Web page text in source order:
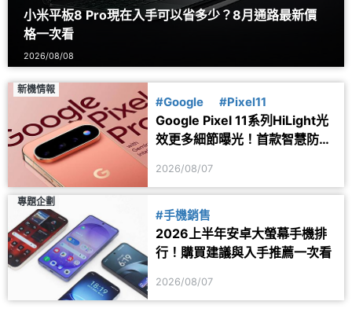
小米平板8 Pro現在入手可以省多少？8月通路最新價
格一次看
2026/08/08
新機情報
#Google #Pixel11
Google Pixel 11系列HiLight光
效更多細節曝光！首款智慧防丟
2026/08/07
專題企劃
#手機銷售
2026上半年安卓大螢幕手機排
行！購買建議與入手推薦一次看
2026/08/07